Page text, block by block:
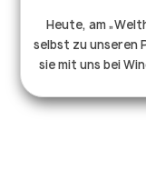
Heute, am
selbst zu unseren Partnern.
sie mit uns bei
laufen sie ins Dunkle und